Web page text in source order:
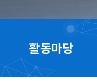
활동마당